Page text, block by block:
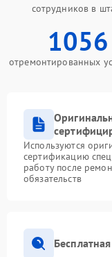
сотрудников в
1056
отремонтированных
Используются
сертификацию
работу после
обязательств